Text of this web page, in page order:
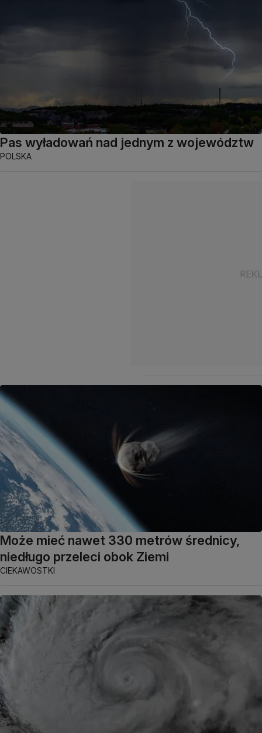
Pas wyładowań nad jednym z województw
POLSKA
Może mieć nawet 330 metrów średnicy,
niedługo przeleci obok Ziemi
CIEKAWOSTKI